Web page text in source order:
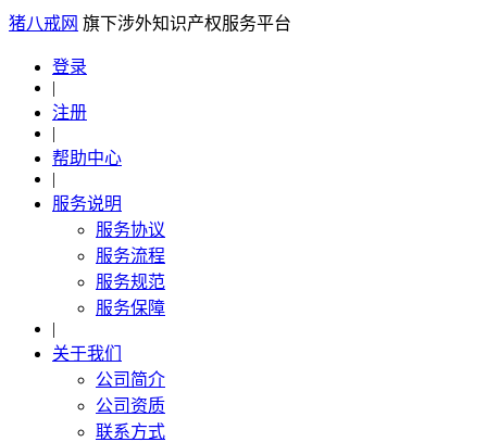
猪八戒网 旗下涉外知识产权服务平台
登录
|
注册
|
帮助中心
|
服务说明
服务协议
服务流程
服务规范
服务保障
|
关于我们
公司简介
公司资质
联系方式